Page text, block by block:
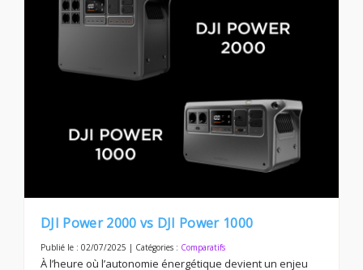
DJI Power 2000 vs DJI Power 1000
Publié le : 02/07/2025 | Catégories : Comparatifs
À l’heure où l’autonomie énergétique devient un enjeu